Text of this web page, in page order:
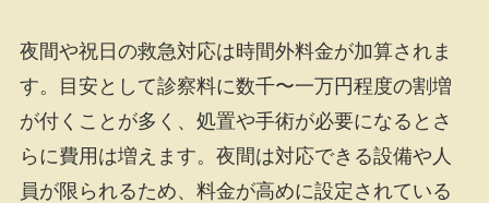
夜間や祝日の救急対応は時間外料金が加算されま
す。目安として診察料に数千〜一万円程度の割増
が付くことが多く、処置や手術が必要になるとさ
らに費用は増えます。夜間は対応できる設備や人
員が限られるため、料金が高めに設定されている